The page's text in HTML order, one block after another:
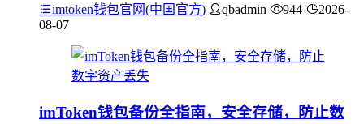
imtoken钱包官网(中国官方) qbadmin 944
2026-
08-07
imToken钱包备份全指南，安全存储，防止数